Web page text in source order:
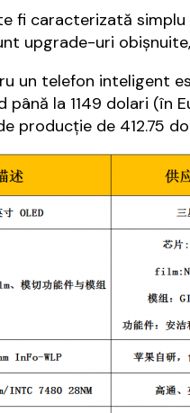
fi caracterizată
upgrade-uri
un telefon inteligent
până la 1149 dolari (în
producţie de 412.75